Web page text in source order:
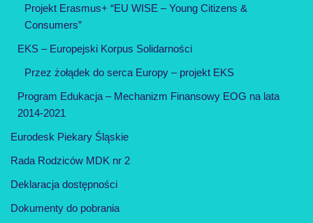
Projekt Erasmus+ “EU WISE – Young Citizens &
Consumers”
EKS – Europejski Korpus Solidarności
Przez żołądek do serca Europy – projekt EKS
Program Edukacja – Mechanizm Finansowy EOG na lata
2014-2021
Eurodesk Piekary Śląskie
Rada Rodziców MDK nr 2
Deklaracja dostępności
Dokumenty do pobrania